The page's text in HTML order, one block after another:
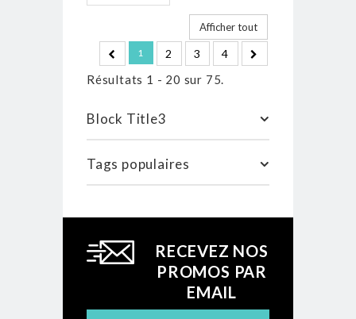
Afficher tout
1 2 3 4
Résultats 1 - 20 sur 75.
Block Title3
Tags populaires
RECEVEZ NOS
PROMOS PAR
EMAIL